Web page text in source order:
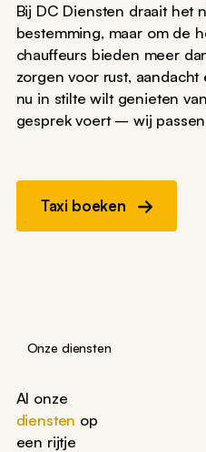
Bij DC Diensten draait het
bestemming, maar om de
chauffeurs bieden meer
zorgen voor rust,
nu in stilte wilt genieten
gesprek voert – wij
Taxi boeken
Onze diensten
Al onze
diensten op
een rijtje